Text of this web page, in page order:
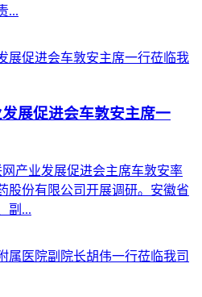
...
展促进会车敦安主席一
产业发展促进会主席车敦安率
股份有限公司开展调研。安徽省
副...